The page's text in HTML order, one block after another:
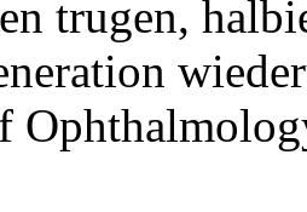
trugen,